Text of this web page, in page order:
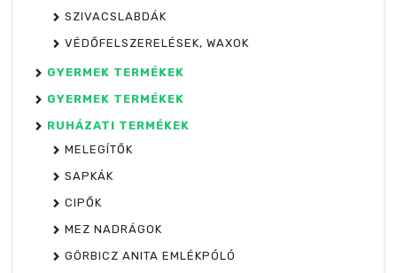
SZIVACSLABDÁK
VÉDŐFELSZERELÉSEK, WAXOK
GYERMEK TERMÉKEK
GYERMEK TERMÉKEK
RUHÁZATI TERMÉKEK
MELEGÍTŐK
SAPKÁK
CIPŐK
MEZ NADRÁGOK
GÖRBICZ ANITA EMLÉKPÓLÓ